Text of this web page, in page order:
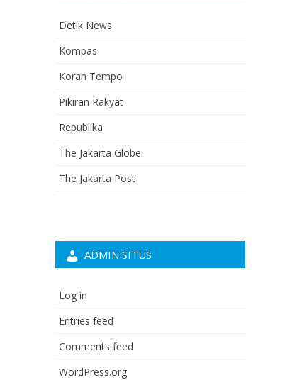
Detik News
Kompas
Koran Tempo
Pikiran Rakyat
Republika
The Jakarta Globe
The Jakarta Post
ADMIN SITUS
Log in
Entries feed
Comments feed
WordPress.org